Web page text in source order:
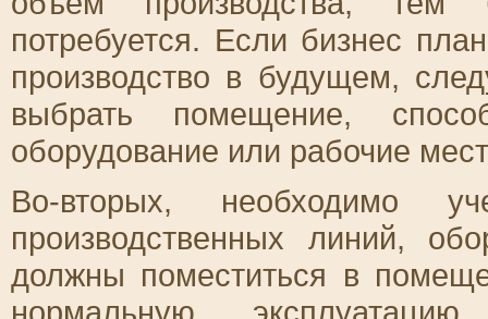
потребуется. Если бизнес
производство в будущем,
выбрать помещение,
оборудование или рабочие
Во-вторых, необходимо
производственных линий,
должны поместиться в